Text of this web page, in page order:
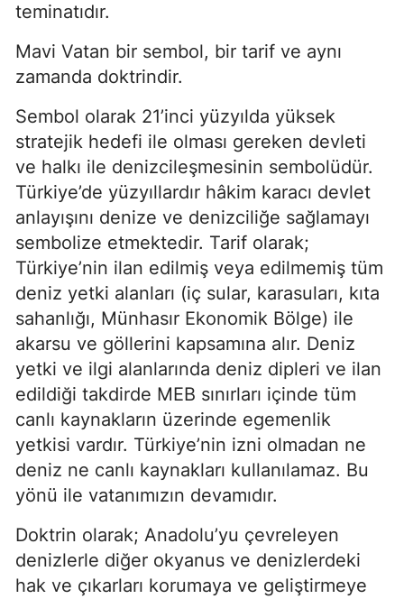
teminatıdır.
Mavi Vatan bir sembol, bir tarif ve aynı
zamanda doktrindir.
Sembol olarak 21’inci yüzyılda yüksek
stratejik hedefi ile olması gereken devleti
ve halkı ile denizcileşmesinin sembolüdür.
Türkiye’de yüzyıllardır hâkim karacı devlet
anlayışını denize ve denizciliğe sağlamayı
sembolize etmektedir. Tarif olarak;
Türkiye’nin ilan edilmiş veya edilmemiş tüm
deniz yetki alanları (iç sular, karasuları, kıta
sahanlığı, Münhasır Ekonomik Bölge) ile
akarsu ve göllerini kapsamına alır. Deniz
yetki ve ilgi alanlarında deniz dipleri ve ilan
edildiği takdirde MEB sınırları içinde tüm
canlı kaynakların üzerinde egemenlik
yetkisi vardır. Türkiye’nin izni olmadan ne
deniz ne canlı kaynakları kullanılamaz. Bu
yönü ile vatanımızın devamıdır.
Doktrin olarak; Anadolu’yu çevreleyen
denizlerle diğer okyanus ve denizlerdeki
hak ve çıkarları korumaya ve geliştirmeye